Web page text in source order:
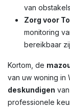
van
Zorg voor
monitoring
bereikbaar
Kortom, de
van uw woning in
deskundigen van
professionele